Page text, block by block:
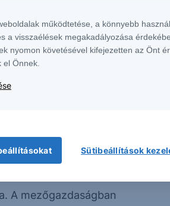
forintra mérséklődött az
hitelek aránya 63,7
ki 2024. december 31-én.
0,6 százalékkal
a legnagyobb hányadot
forintra mérséklődtek. A
A mezőgazdaságban
működtetése, a könnyebb
a visszaélések megakadályozása
nyomon követésével kifejezetten az Önt
Önnek.
Sütibeállítások